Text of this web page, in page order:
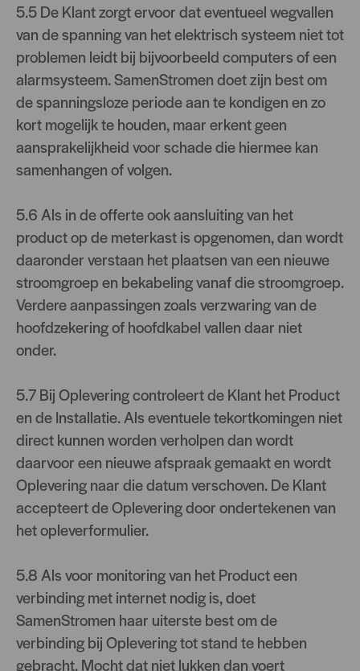
5.5 De Klant zorgt ervoor dat eventueel wegvallen
van de spanning van het elektrisch systeem niet tot
problemen leidt bij bijvoorbeeld computers of een
alarmsysteem. SamenStromen doet zijn best om
de spanningsloze periode aan te kondigen en zo
kort mogelijk te houden, maar erkent geen
aansprakelijkheid voor schade die hiermee kan
samenhangen of volgen.
5.6 Als in de offerte ook aansluiting van het
product op de meterkast is opgenomen, dan wordt
daaronder verstaan het plaatsen van een nieuwe
stroomgroep en bekabeling vanaf die stroomgroep.
Verdere aanpassingen zoals verzwaring van de
hoofdzekering of hoofdkabel vallen daar niet
onder.
5.7 Bij Oplevering controleert de Klant het Product
en de Installatie. Als eventuele tekortkomingen niet
direct kunnen worden verholpen dan wordt
daarvoor een nieuwe afspraak gemaakt en wordt
Oplevering naar die datum verschoven. De Klant
accepteert de Oplevering door ondertekenen van
het opleverformulier.
5.8 Als voor monitoring van het Product een
verbinding met internet nodig is, doet
SamenStromen haar uiterste best om de
verbinding bij Oplevering tot stand te hebben
gebracht. Mocht dat niet lukken dan voert